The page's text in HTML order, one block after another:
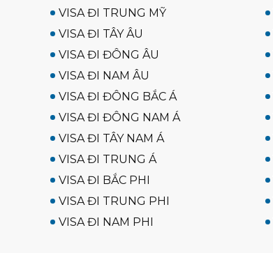
VISA ĐI TRUNG MỸ
VISA ĐI TÂY ÂU
VISA ĐI ĐÔNG ÂU
VISA ĐI NAM ÂU
VISA ĐI ĐÔNG BẮC Á
VISA ĐI ĐÔNG NAM Á
VISA ĐI TÂY NAM Á
VISA ĐI TRUNG Á
VISA ĐI BẮC PHI
VISA ĐI TRUNG PHI
VISA ĐI NAM PHI